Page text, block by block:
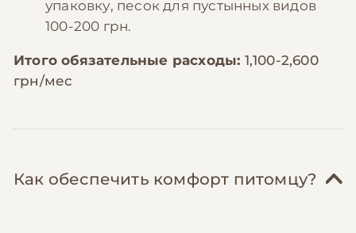
упаковку, песок для пустынных видов
100-200 грн.
Итого обязательные расходы: 1,100-2,600
грн/мес
Как обеспечить комфорт питомцу?